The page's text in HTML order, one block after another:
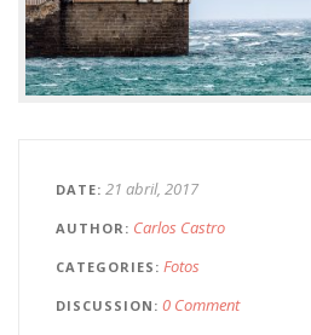
DATE 21 abril, 2017
AUTHOR Carlos Castro
CATEGORIES Fotos
DISCUSSION 0 Comment